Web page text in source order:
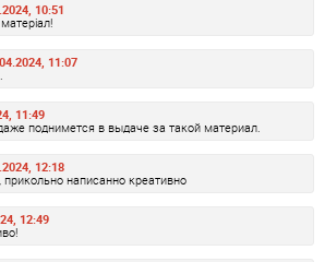
10:51
11:07
11:49
поднимется в выдаче за такой материал.
12:18
написанно креативно
12:49